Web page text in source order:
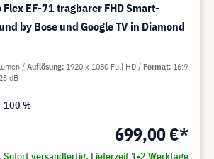
EF-71 tragbarer FHD Smart-
by Bose und Google TV in Diamond
699,00 €*
Sofort versandfertig. Lieferzeit 1-2 Werktage
Auflösung 1920 x 1080 Full HD Format 16:9
dB
100 %